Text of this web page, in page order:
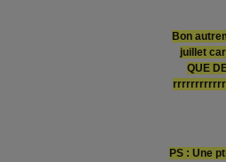
Bon
juillet
QUE
PS : Une